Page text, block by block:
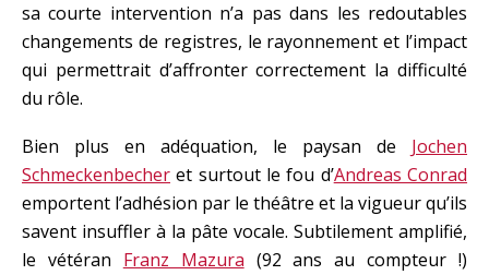
sa courte intervention n’a pas dans les redoutables
changements de registres, le rayonnement et l’impact
qui permettrait d’affronter correctement la difficulté
du rôle.
Bien plus en adéquation, le paysan de Jochen
Schmeckenbecher et surtout le fou d’Andreas Conrad
emportent l’adhésion par le théâtre et la vigueur qu’ils
savent insuffler à la pâte vocale. Subtilement amplifié,
le vétéran Franz Mazura (92 ans au compteur !)